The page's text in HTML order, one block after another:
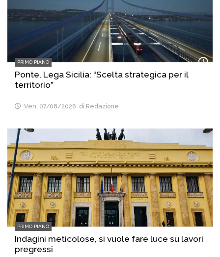
PRIMO PIANO
Ponte, Lega Sicilia: “Scelta strategica per il
territorio”
Ven, 07/08/2026 di Redazione
PRIMO PIANO
Indagini meticolose, si vuole fare luce su lavori
pregressi